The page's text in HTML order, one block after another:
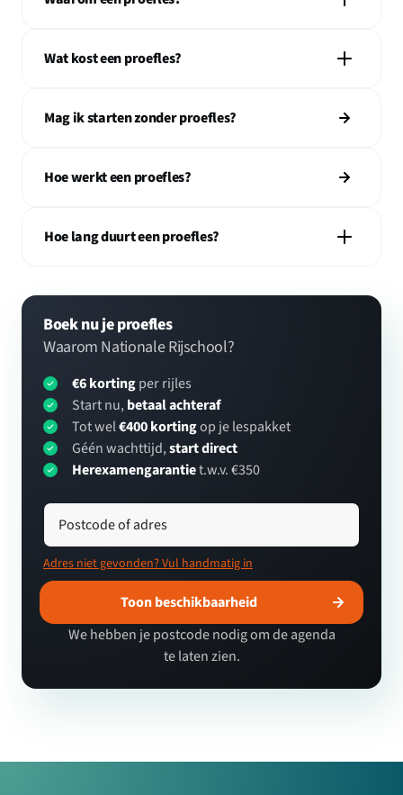
Wat kost een proefles?
Mag ik starten zonder proefles?
Hoe werkt een proefles?
Hoe lang duurt een proefles?
Boek nu je proefles
Waarom Nationale Rijschool?
€6 kortingper rijles
Start nu, betaal achteraf
Tot wel€400 kortingop je lespakket
Géén wachttijd,start direct
Herexamengarantiet.w.v. €350
Postcode of adres
Adres niet gevonden? Vul handmatig in
Toon beschikbaarheid
We hebben je postcode nodig om de agenda
te laten zien.